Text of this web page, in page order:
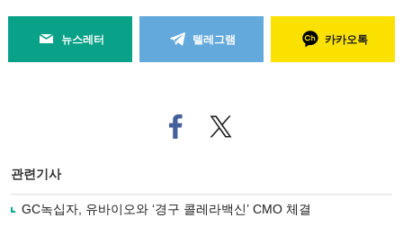
뉴스레터 텔레그램 카카오톡
페
이
로
기
트위
터로
관련기사
GC녹십자, 유바이오와 ‘경구 콜레라백신’ CMO 체결